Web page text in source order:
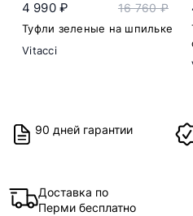
4 990 ₽ 16 760 ₽
Туфли зеленые на шпильке
Vitacci
90 дней гарантии
Доставка по
Перми бесплатно